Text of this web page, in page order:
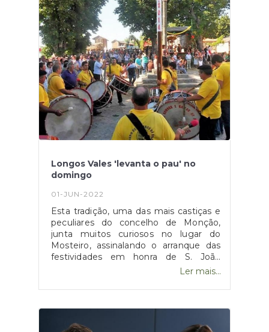
Longos Vales 'levanta o pau' no
domingo
01-JUN-2022
Esta tradição, uma das mais castiças e
peculiares do concelho de Monção,
junta muitos curiosos no lugar do
Mosteiro, assinalando o arranque das
festividades em honra de S. João
Baptista. Realiza-se este domingo, 5 de
15h00.https://www.correiodominho.pt/noticias/
Ler mais...